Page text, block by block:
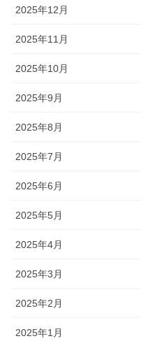
2025年12月
2025年11月
2025年10月
2025年9月
2025年8月
2025年7月
2025年6月
2025年5月
2025年4月
2025年3月
2025年2月
2025年1月